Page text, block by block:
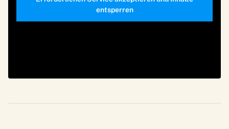
entsperren